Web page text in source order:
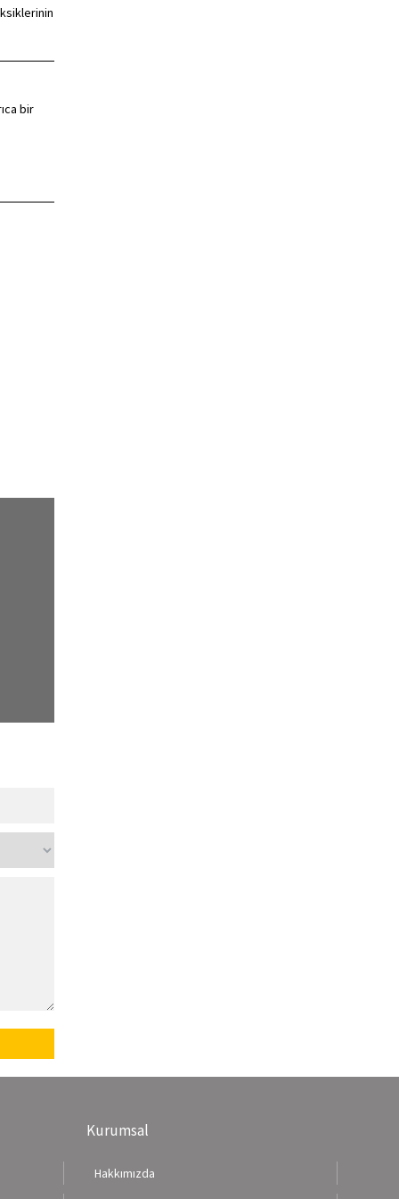
bir
Kurumsal
Hakkımızda